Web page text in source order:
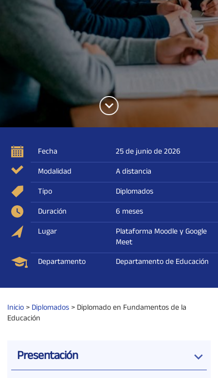
Fecha
25 de junio de 2026
Modalidad
A distancia
Tipo
Diplomados
Duración
6 meses
Lugar
Plataforma Moodle y Google
Meet
Departamento
Departamento de Educación
Inicio>Diplomados>Diplomado en Fundamentos de la
Educación
Presentación